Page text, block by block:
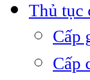
Thủ tục
Cấp
Cấp